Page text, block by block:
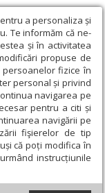
a personaliza și
Te informăm că ne-
și în activitatea
propuse de
persoanelor fizice în
personal și privind
navigarea pe
pentru a citi și
navigării pe
fişierelor de tip
că poți modifica în
instrucțiunile
› Mitropolia
ani